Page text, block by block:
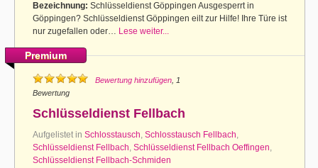
Bezeichnung: Schlüsseldienst Göppingen Ausgesperrt in
Göppingen? Schlüsseldienst Göppingen eilt zur Hilfe! Ihre Türe ist
nur zugefallen oder… Lese weiter...
Premium
Bewertung hinzufügen , 1
Bewertung
Schlüsseldienst Fellbach
Aufgelistet in Schlosstausch, Schlosstausch Fellbach,
Schlüsseldienst Fellbach, Schlüsseldienst Fellbach Oeffingen,
Schlüsseldienst Fellbach-Schmiden